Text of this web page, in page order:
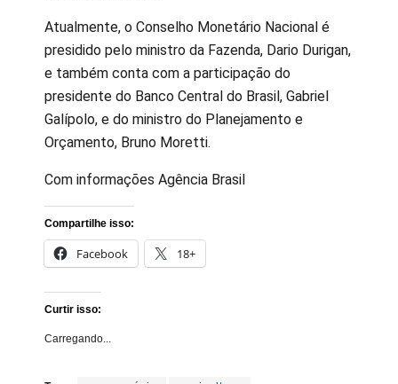
Atualmente, o Conselho Monetário Nacional é
presidido pelo ministro da Fazenda, Dario Durigan,
e também conta com a participação do
presidente do Banco Central do Brasil, Gabriel
Galípolo, e do ministro do Planejamento e
Orçamento, Bruno Moretti.
Com informações Agência Brasil
Compartilhe isso:
Facebook 18+
Curtir isso:
Carregando...